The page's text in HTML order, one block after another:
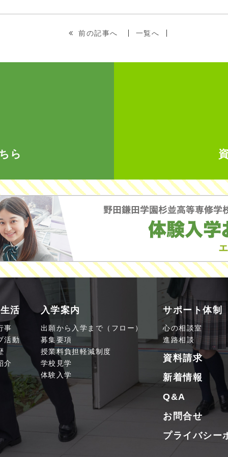
前の記事へ 一覧へ
ら
活
事
活動
介
入学案内
出願から入学まで（フロー）
募集要項
授業料負担軽減制度
学校見学
体験入学
サポート体制
心の相談室
進路相談
資料請求
新着情報
Q&A
お問合せ
プライバシー